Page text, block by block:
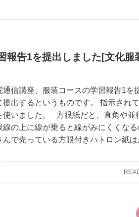
報告1を提出しました[文化服
通信講座、服装コースの学習報告1
提出するというものです。 指示され
使いました。 方眼紙だと、直角や並
線の上に線が乗ると線がみにくくな
んで売っている方眼付きハトロン紙